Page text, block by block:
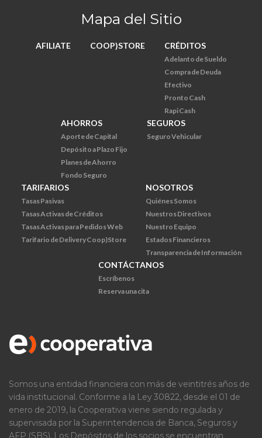
Mapa del Sitio
AFILIATE COOP)STORE CRÉDITOS
Adelanto de Sueldo
Compra de Deuda
Efectivo
Pronto Cash
Rapi Cash
AHORROS
Aporte de Capital
Depósito a Plazo Fijo
Planes de Ahorro
Fondo Seguro
SEGUROS
Seguro Vehicular
TARIFARIOS
Tasas Pasivas
Tasas Activas de Créditos
Tasas Activas para Pedidos Web
Tarifario de Delivery Coop)Store
NOSOTROS
Quiénes Somos
Nuestros Directivos
Nuestro Equipo
Estados Financieros
Transparencia de Información
CONTÁCTANOS
Escríbenos
Reserva una cita
Somos una entidad financiera con más de veintitrés años de
vida institucional. Conforme a la Ley 30822, desde el 01 de
enero de 2019, la Cooperativa viene siendo regulada y
supervisada por la Superintendencia de Banca, Seguros y
AFP (SBS). Los Depósitos de los socios se encuentran